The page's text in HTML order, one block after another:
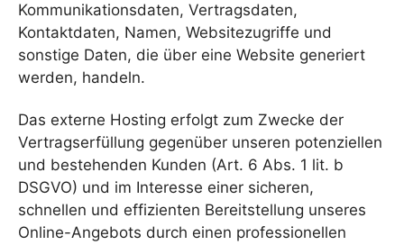
Kommunikationsdaten, Vertragsdaten,
Kontaktdaten, Namen, Websitezugriffe und
sonstige Daten, die über eine Website generiert
werden, handeln.
Das externe Hosting erfolgt zum Zwecke der
Vertragserfüllung gegenüber unseren potenziellen
und bestehenden Kunden (Art. 6 Abs. 1 lit. b
DSGVO) und im Interesse einer sicheren,
schnellen und effizienten Bereitstellung unseres
Online-Angebots durch einen professionellen